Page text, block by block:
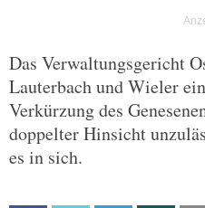
Das Verwaltungsgericht
Lauterbach und Wieler
Verkürzung des
doppelter Hinsicht
es in sich.